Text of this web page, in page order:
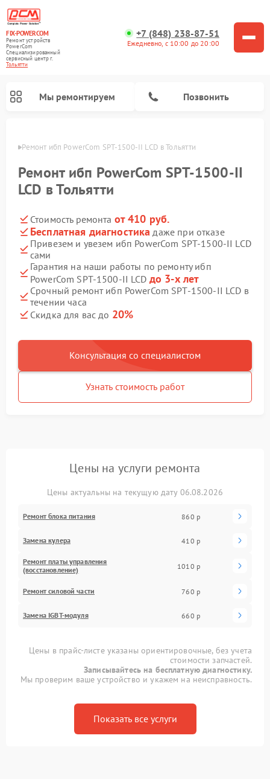
FIX-POWERCOM
Ремонт устройств
PowerCom
Специализированный
cервисный центр г.
Тольятти
+7 (848) 238-87-51
Ежедневно, с 10:00 до 20:00
Мы ремонтируем Позвонить
Ремонт ибп PowerCom SPT-1500-II LCD в Тольятти
Ремонт ибп PowerCom SPT-1500-II
LCD в Тольятти
Стоимость ремонта от 410 руб.
Бесплатная диагностика даже при отказе
Привезем и увезем ибп PowerCom SPT-1500-II LCD
сами
Гарантия на наши работы по ремонту ибп
PowerCom SPT-1500-II LCD до 3-х лет
Срочный ремонт ибп PowerCom SPT-1500-II LCD в
течении часа
Скидка для вас до 20%
Консультация со специалистом
Узнать стоимость работ
Цены на услуги ремонта
Цены актуальны на текущую дату 06.08.2026
Ремонт блока питания 860 р
Замена кулера 410 р
Ремонт платы управления
(восстановление)
1010 р
Ремонт силовой части 760 р
Замена IGBT-модуля 660 р
Цены в прайс-листе указаны ориентировочные, без учета
стоимости запчастей.
Записывайтесь на бесплатную диагностику.
Мы проверим ваше устройство и укажем на неисправность.
Показать все услуги